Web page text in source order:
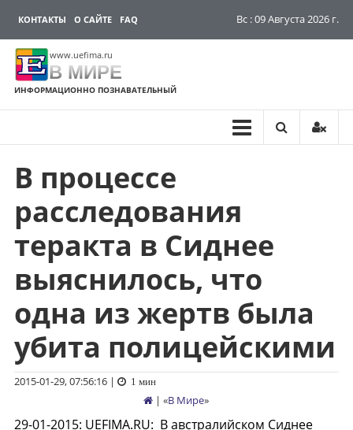
КОНТАКТЫ О САЙТЕ FAQ Вс : 09 Августа 2026 г.
www.uefima.ru
В МИРЕ
ИНФОРМАЦИОННО ПОЗНАВАТЕЛЬНЫЙ
Перейти
содержимому
В процессе
расследования
теракта в Сиднее
выяснилось, что
одна из жертв была
убита полицейскими
2015-01-29, 07:56:16| 1 мин
| «В Мире»
29-01-2015: UEFIMA.RU: В австралийском Сиднее